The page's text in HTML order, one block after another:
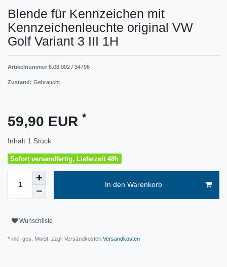
Blende für Kennzeichen mit
Kennzeichenleuchte original VW
Golf Variant 3 III 1H
Artikelnummer 8.08.002 / 34796
Zustand: Gebraucht
59,90 EUR *
Inhalt 1 Stück
Sofort versandfertig, Lieferzeit 48h
In den Warenkorb
Wunschliste
* inkl. ges. MwSt. zzgl. Versandkosten Versandkosten